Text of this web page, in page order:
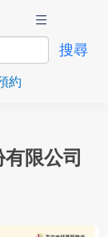
約
限公司